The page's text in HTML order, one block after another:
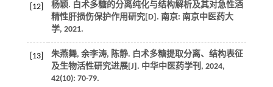
[12]
杨颖. 白术多糖的分离纯化与结构解析及其对急性酒
精性肝损伤保护作用研究[D]. 南京: 南京中医药大
学, 2021.
[13]
朱燕舞, 余李涛, 陈静. 白术多糖提取分离、结构表征
及生物活性研究进展[J]. 中华中医药学刊 , 2024,
42(10): 70-79.